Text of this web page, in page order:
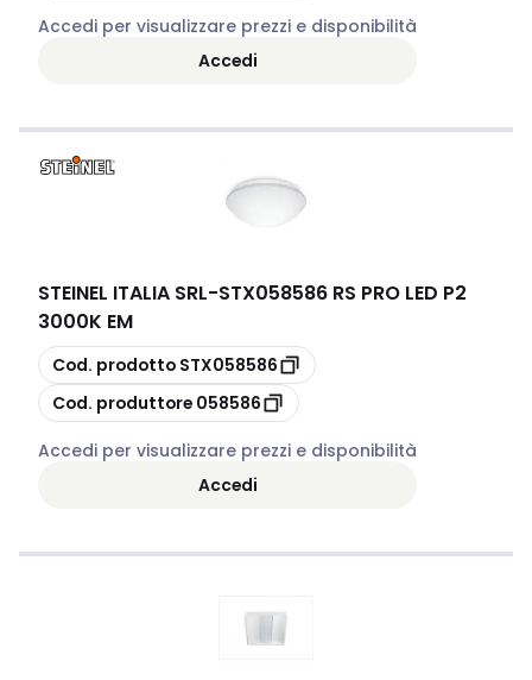
Accedi per visualizzare prezzi e disponibilità
Accedi
STEINEL ITALIA SRL-STX058586 RS PRO LED P2
3000K EM
copia
Cod. prodotto STX058586
copia
Cod. produttore 058586
Accedi per visualizzare prezzi e disponibilità
Accedi